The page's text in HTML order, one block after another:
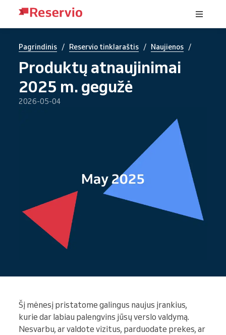
Pagrindinis / Reservio tinklaraštis / Naujienos /
Produktų atnaujinimai
2025 m. gegužė
2026-05-04
Šį mėnesį pristatome galingus naujus įrankius,
kurie dar labiau palengvins jūsų verslo valdymą.
Nesvarbu, ar valdote vizitus, parduodate prekes, ar